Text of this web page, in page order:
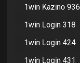
1win Kazino 936
1win Login 318
1win Login 424
1win Login 431